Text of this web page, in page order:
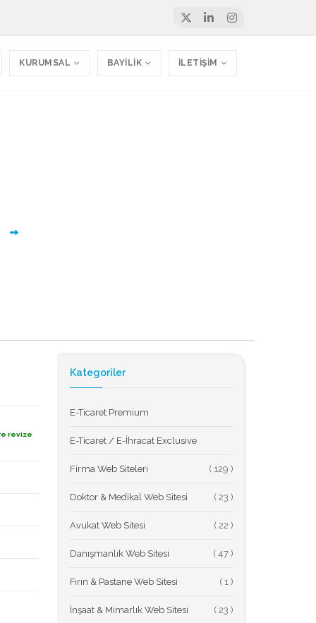
KURUMSAL BAYİLİK İLETİŞİM
revize
Kategoriler
E-Ticaret Premium
E-Ticaret / E-İhracat Exclusive
Firma Web Siteleri (
Doktor & Medikal Web Sitesi (
Avukat Web Sitesi (
Danışmanlık Web Sitesi (
Fırın & Pastane Web Sitesi (
İnşaat & Mimarlık Web Sitesi (